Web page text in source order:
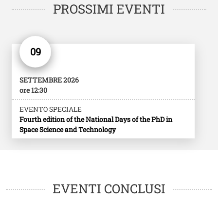
PROSSIMI EVENTI
09
SETTEMBRE 2026
ore 12:30
EVENTO SPECIALE
Fourth edition of the National Days of the PhD in
Space Science and Technology
EVENTI CONCLUSI